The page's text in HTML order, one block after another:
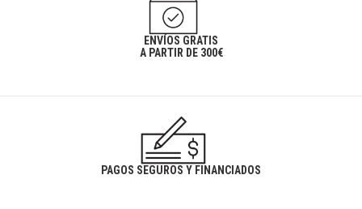
ENVÍOS GRATIS
A PARTIR DE 300€
PAGOS SEGUROS Y FINANCIADOS